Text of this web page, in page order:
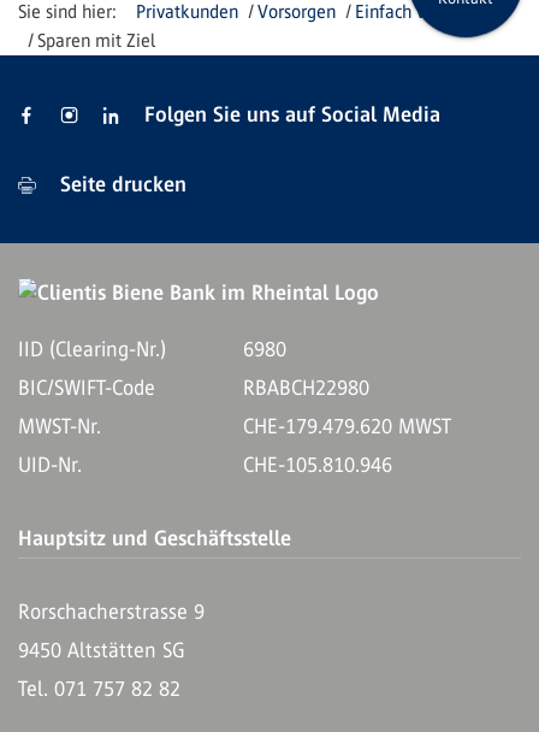
Privatkunden Vorsorgen
Einfach vorsorgen
Sparen mit Ziel
Folgen Sie uns auf Social Media
Seite drucken
IID (Clearing-Nr.)
6980
BIC/SWIFT-Code
RBABCH22980
MWST-Nr.
CHE-179.479.620 MWST
UID-Nr.
CHE-105.810.946
Hauptsitz und Geschäftsstelle
Rorschacherstrasse 9
9450 Altstätten SG
Tel. 071 757 82 82